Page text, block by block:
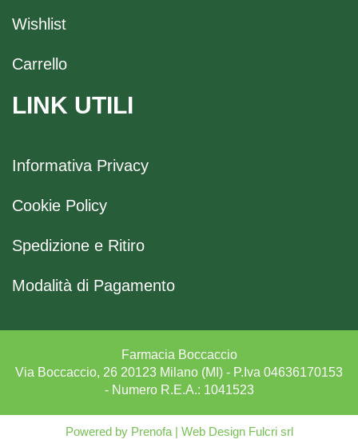
Wishlist
Carrello
LINK UTILI
Informativa Privacy
Cookie Policy
Spedizione e Ritiro
Modalità di Pagamento
Farmacia Boccaccio
Via Boccaccio, 26 20123 Milano (MI) - P.Iva 04636170153
- Numero R.E.A.: 1041523
Powered byPrenofa| Web Design Fulcri srl